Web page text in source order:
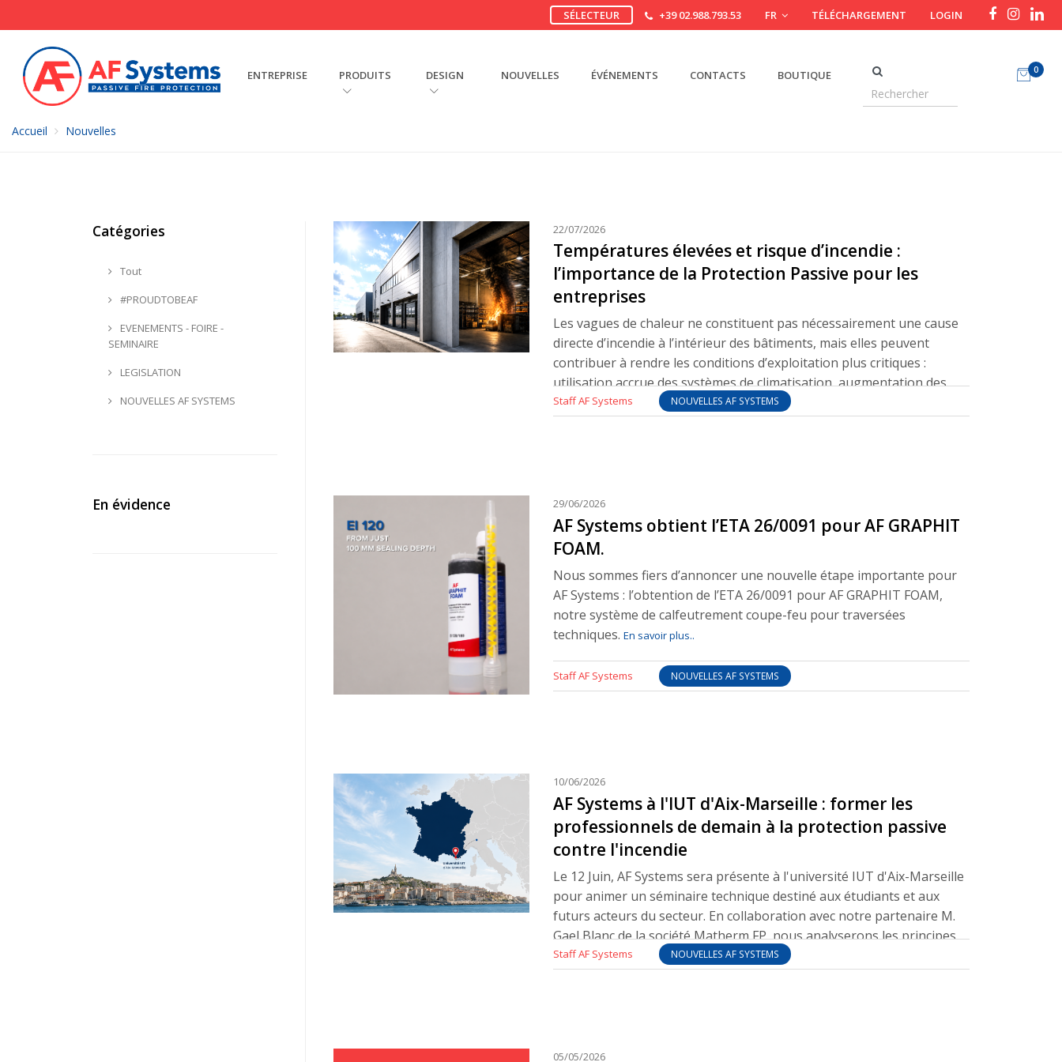
SÉLECTEUR +39 02.988.793.53 FR TÉLÉCHARGEMENT LOGIN
ENTREPRISE PRODUITS DESIGN NOUVELLES ÉVÉNEMENTS CONTACTS BOUTIQUE 0
Accueil Nouvelles
22/07/2026
Températures élevées et risque d’incendie :
l’importance de la Protection Passive pour les
entreprises
Les vagues de chaleur ne constituent pas nécessairement une cause
directe d’incendie à l’intérieur des bâtiments, mais elles peuvent
contribuer à rendre les conditions d’exploitation plus critiques :
utilisation accrue des systèmes de climatisation, augmentation des
charges électriques, surchauffe des équipements, présence de
matériaux davantage asséchés — comme dans le cas des façades
uniquement sous l’angle de la prévention du départ de feu. Il est
également nécessaire d’évaluer la capacité du bâtiment à contenir
l’événement, à protéger les zones non touchées et à limiter les
conséquences sur la continuité des activités.
La protection passive contre l’incendie devient donc un élément
essentiel
En savoir plus..
Staff AF Systems NOUVELLES AF SYSTEMS
29/06/2026
AF Systems obtient l’ETA 26/0091 pour AF GRAPHIT
FOAM.
Nous sommes fiers d’annoncer une nouvelle étape importante pour
AF Systems : l’obtention de l’ETA 26/0091 pour AF GRAPHIT FOAM,
notre système de calfeutrement coupe-feu pour traversées
techniques.En savoir plus..
Staff AF Systems NOUVELLES AF SYSTEMS
10/06/2026
AF Systems à l'IUT d'Aix-Marseille : former les
professionnels de demain à la protection passive
contre l'incendie
Le 12 Juin, AF Systems sera présente à l'université IUT d'Aix-Marseille
pour animer un séminaire technique destiné aux étudiants et aux
futurs acteurs du secteur. En collaboration avec notre partenaire M.
Gael Blanc de la société Matherm FP, nous analyserons les principes
fondamentaux de la prévention et de la protection contre les
incendies, avant d'aborder le sujet du compartimentage. Nous
afin de les aider à mieux comprendre.
Staff AF Systems NOUVELLES AF SYSTEMS
05/05/2026
Catégories
Tout
#PROUDTOBEAF
EVENEMENTS - FOIRE -
SEMINAIRE
LEGISLATION
NOUVELLES AF SYSTEMS
En évidence